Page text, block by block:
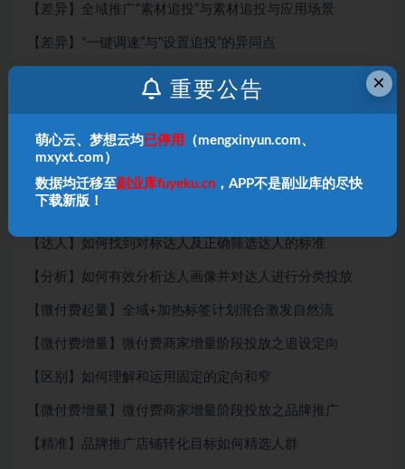
【差异】全域推广“素材追投”与素材追投与应用场景
【差异】“一键调速”与“设置追投”的异同点
【控流】全域推广素材追控流的底层逻辑拆解
【微付费起号】微付费商家起号阶段的全域投放设置
【人群】如何精准分析对标成交人群画像
【基础】如何有效锚定定向
【达人】如何找到对标达人及正确筛选达人的标准
【分析】如何有效分析达人画像并对达人进行分类投放
【微付费起量】全域+加热标签计划混合激发自然流
【微付费增量】微付费商家增量阶段投放之追设定向
【区别】如何理解和运用固定的定向和窄
【微付费增量】微付费商家增量阶段投放之品牌推广
【精准】品牌推广店铺转化目标如何精选人群
×
重要公告
萌心云、梦想云均 已停用
（mengxinyun.com、
mxyxt.com）
数据均迁移至副业库fuyeku.cn ，APP不是副业库的尽快
下载新版！